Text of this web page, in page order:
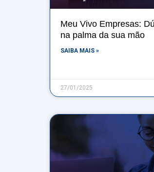
Meu Vivo Empresas:
na palma da sua mão
SAIBA MAIS »
27/01/2025